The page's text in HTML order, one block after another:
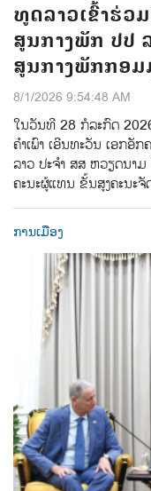
ທູດລາວເຂົ້າຮ່ວ
ສູນກາງພັກ ປປ
ສູນກາງພັກກອ
8/1/2026 9:54:48 AM
ໃນວັນທີ 28 ກໍລະກົດ
ຄຳເພົາ ເອີນທະວັນ ເອກອັ
ລາວ ປະຈຳ ສສ ຫວຽດນາມ
ຄະນະຜູ້ແທນ ຂັ້ນສູງຄະນະຈັ
ການເມືອງ